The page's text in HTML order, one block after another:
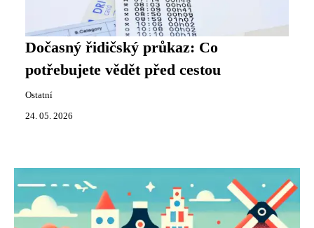
Dočasný řidičský průkaz: Co
potřebujete vědět před cestou
Ostatní
24. 05. 2026